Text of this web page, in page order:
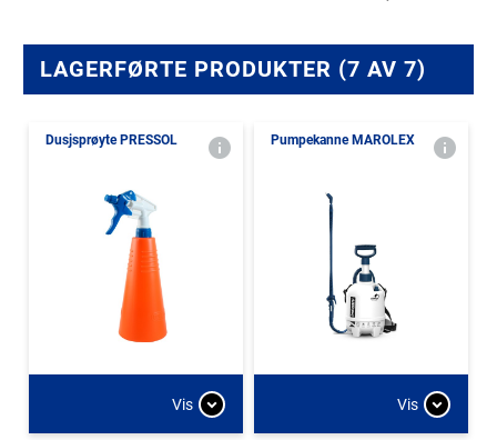
LAGERFØRTE PRODUKTER (7 AV 7)
Dusjsprøyte PRESSOL
Vis
Pumpekanne MAROLEX
Vis